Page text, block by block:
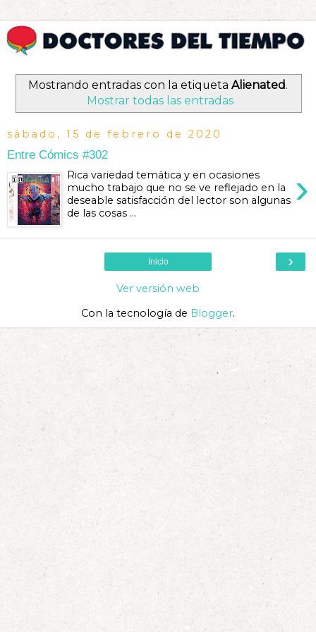
Mostrando entradas con la etiqueta Alienated.
Mostrar todas las entradas
sábado, 15 de febrero de 2020
Entre Cómics #302
›
Rica variedad temática y en ocasiones
mucho trabajo que no se ve reflejado en la
deseable satisfacción del lector son algunas
de las cosas ...
›
Inicio
Ver versión web
Con la tecnología de Blogger.